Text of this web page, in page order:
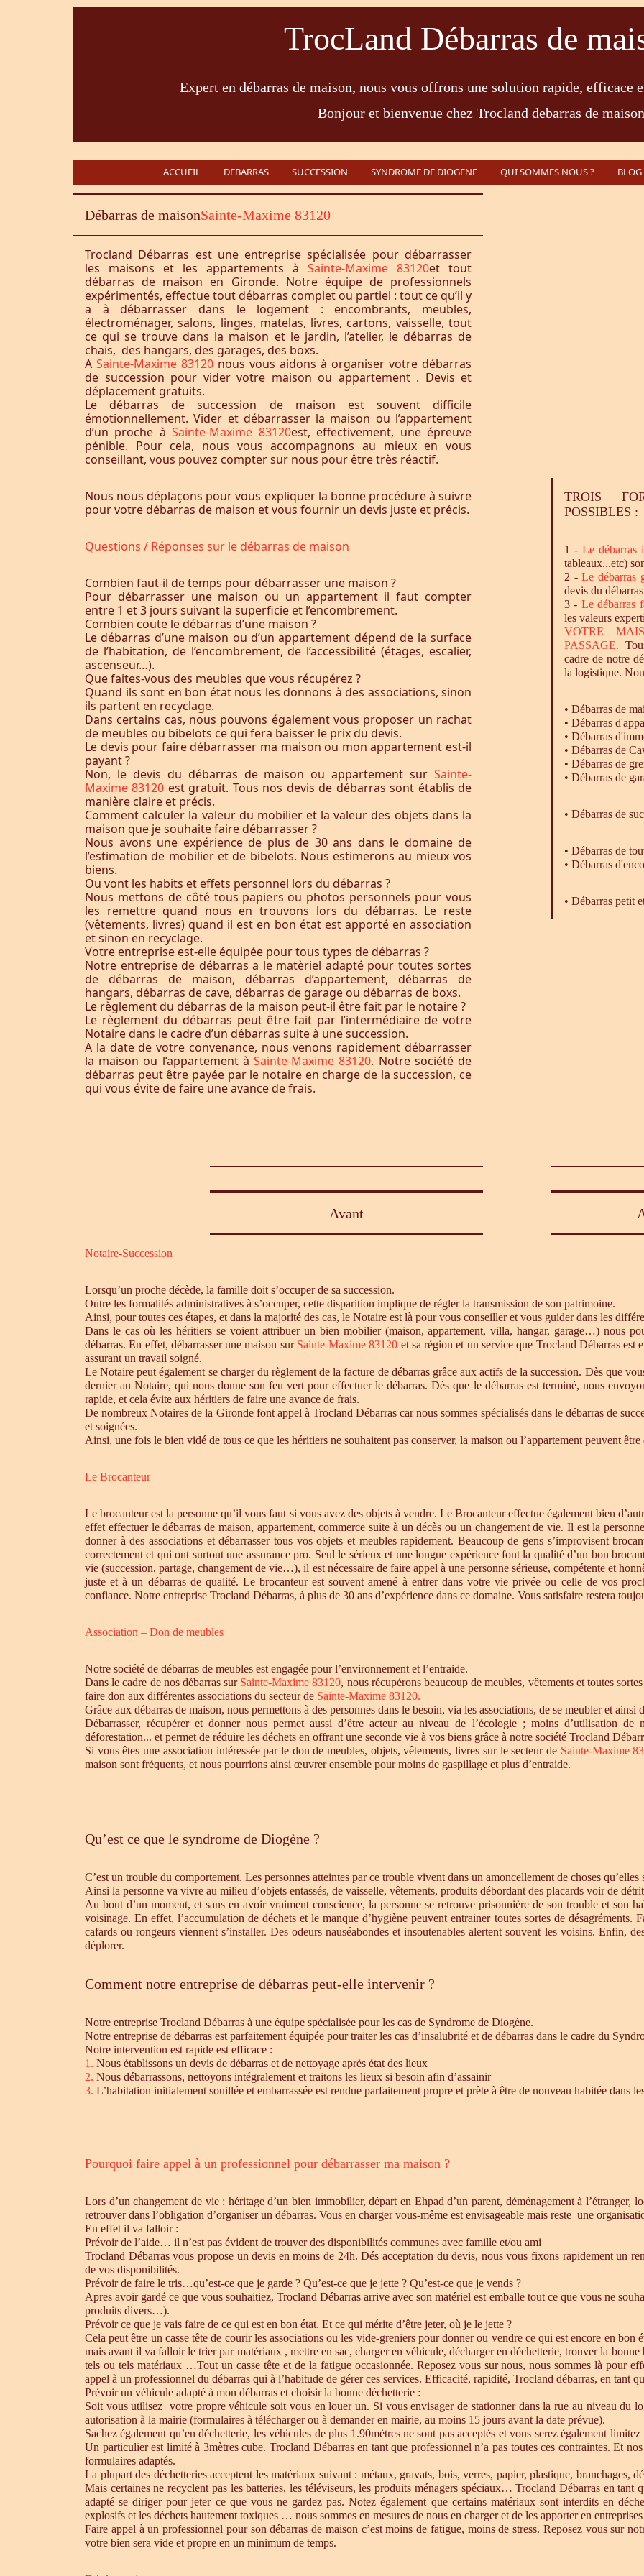
TrocLand Débarras de
Expert en débarras de maison, nous vous offrons une solution rapide, efficace
Bonjour et bienvenue chez Trocland debarras de
ACCUEIL DEBARRAS SUCCESSION SYNDROME DE DIOGENE QUI SOMMES NOUS ? BLOG
Débarras de maisonSainte-Maxime 83120
Trocland Débarras est une entreprise spécialisée pour débarrasser
les maisons et les appartements à Sainte-Maxime 83120et tout
débarras de maison en Gironde. Notre équipe de professionnels
expérimentés, effectue tout débarras complet ou partiel : tout ce qu’il y
a à débarrasser dans le logement : encombrants, meubles,
électroménager, salons, linges, matelas, livres, cartons, vaisselle, tout
ce qui se trouve dans la maison et le jardin, l’atelier, le débarras de
chais, des hangars, des garages, des boxs.
A Sainte-Maxime 83120 nous vous aidons à organiser votre débarras
de succession pour vider votre maison ou appartement . Devis et
déplacement gratuits.
Le débarras de succession de maison est souvent difficile
émotionnellement. Vider et débarrasser la maison ou l’appartement
d’un proche àSainte-Maxime 83120est, effectivement, une épreuve
pénible. Pour cela, nous vous accompagnons au mieux en vous
conseillant, vous pouvez compter sur nous pour être très réactif.
Nous nous déplaçons pour vous expliquer la bonne procédure à suivre
pour votre débarras de maison et vous fournir un devis juste et précis.
Questions / Réponses sur le débarras de maison
Combien faut-il de temps pour débarrasser une maison ?
Pour débarrasser une maison ou un appartement il faut compter
entre 1 et 3 jours suivant la superficie et l’encombrement.
Combien coute le débarras d’une maison ?
Le débarras d’une maison ou d’un appartement dépend de la surface
de l’habitation, de l’encombrement, de l’accessibilité (étages, escalier,
ascenseur…).
Que faites-vous des meubles que vous récupérez ?
Quand ils sont en bon état nous les donnons à des associations, sinon
ils partent en recyclage.
Dans certains cas, nous pouvons également vous proposer un rachat
de meubles ou bibelots ce qui fera baisser le prix du devis.
Le devis pour faire débarrasser ma maison ou mon appartement est-il
payant ?
Non, le devis du débarras de maison ou appartement sur Sainte-
Maxime 83120 est gratuit. Tous nos devis de débarras sont établis de
manière claire et précis.
Comment calculer la valeur du mobilier et la valeur des objets dans la
maison que je souhaite faire débarrasser ?
Nous avons une expérience de plus de 30 ans dans le domaine de
l’estimation de mobilier et de bibelots. Nous estimerons au mieux vos
biens.
Ou vont les habits et effets personnel lors du débarras ?
Nous mettons de côté tous papiers ou photos personnels pour vous
les remettre quand nous en trouvons lors du débarras. Le reste
(vêtements, livres) quand il est en bon état est apporté en association
et sinon en recyclage.
Votre entreprise est-elle équipée pour tous types de débarras ?
Notre entreprise de débarras a le matèriel adapté pour toutes sortes
de débarras de maison, débarras d’appartement, débarras de
hangars, débarras de cave, débarras de garage ou débarras de boxs.
Le règlement du débarras de la maison peut-il être fait par le notaire ?
Le règlement du débarras peut être fait par l’intermédiaire de votre
Notaire dans le cadre d’un débarras suite à une succession.
A la date de votre convenance, nous venons rapidement débarrasser
la maison ou l’appartement àSainte-Maxime 83120. Notre société de
débarras peut être payée par le notaire en charge de la succession, ce
qui vous évite de faire une avance de frais.
TROIS
POSSIBLES :
1 -Ledébarras
tableaux...etc)
2 -Ledébarras
devis du
3 - Ledébarras
les valeurs
VOTRE
PASSAGE.
cadre de notre
la logistique.
• Débarras de
• Débarras
• Débarras
• Débarras de
• Débarras de
• Débarras de
• Débarras de
• Débarras de
• Débarras
• Débarras petit
Avant
Notaire-Succession
Lorsqu’un proche décède, la famille doit s’occuper de sa succession.
Outre les formalités administratives à s’occuper, cette disparition implique de régler la transmission de son patrimoine.
Ainsi, pour toutes ces étapes, et dans la majorité des cas, le Notaire est là pour vous conseiller et vous guider dans les
Dans le cas où les héritiers se voient attribuer un bien mobilier (maison, appartement, villa, hangar, garage…) nous
débarras. En effet, débarrasser une maison sur Sainte-Maxime 83120 et sa région et un service que Trocland Débarras est
assurant un travail soigné.
Le Notaire peut également se charger du règlement de la facture de débarras grâce aux actifs de la succession. Dès que
dernier au Notaire, qui nous donne son feu vert pour effectuer le débarras. Dès que le débarras est terminé, nous
rapide, et cela évite aux héritiers de faire une avance de frais.
De nombreux Notaires de la Gironde font appel à Trocland Débarras car nous sommes spécialisés dans le débarras de
et soignées.
Ainsi, une fois le bien vidé de tous ce que les héritiers ne souhaitent pas conserver, la maison ou l’appartement peuvent
Le Brocanteur
Le brocanteur est la personne qu’il vous faut si vous avez des objets à vendre. Le Brocanteur effectue également bien
effet effectuer le débarras de maison, appartement, commerce suite à un décès ou un changement de vie. Il est la
donner à des associations et débarrasser tous vos objets et meubles rapidement. Beaucoup de gens s’improvisent
correctement et qui ont surtout une assurance pro. Seul le sérieux et une longue expérience font la qualité d’un bon
vie (succession, partage, changement de vie…), il est nécessaire de faire appel à une personne sérieuse, compétente et
juste et à un débarras de qualité. Le brocanteur est souvent amené à entrer dans votre vie privée ou celle de vos
confiance. Notre entreprise Trocland Débarras, à plus de 30 ans d’expérience dans ce domaine. Vous satisfaire restera
Association – Don de meubles
Notre société de débarras de meubles est engagée pour l’environnement et l’entraide.
Dans le cadre de nos débarras sur Sainte-Maxime 83120, nous récupérons beaucoup de meubles, vêtements et toutes
faire don aux différentes associations du secteur de Sainte-Maxime 83120.
Grâce aux débarras de maison, nous permettons à des personnes dans le besoin, via les associations, de se meubler et
Débarrasser, récupérer et donner nous permet aussi d’être acteur au niveau de l’écologie ; moins d’utilisation
déforestation... et permet de réduire les déchets en offrant une seconde vie à vos biens grâce à notre société Trocland
Si vous êtes une association intéressée par le don de meubles, objets, vêtements, livres sur le secteur de Sainte-Maxime
maison sont fréquents, et nous pourrions ainsi œuvrer ensemble pour moins de gaspillage et plus d’entraide.
Qu’est ce que le syndrome de Diogène ?
C’est un trouble du comportement. Les personnes atteintes par ce trouble vivent dans un amoncellement de choses
Ainsi la personne va vivre au milieu d’objets entassés, de vaisselle, vêtements, produits débordant des placards voir de
Au bout d’un moment, et sans en avoir vraiment conscience, la personne se retrouve prisonnière de son trouble et son
voisinage. En effet, l’accumulation de déchets et le manque d’hygiène peuvent entrainer toutes sortes de désagréments.
cafards ou rongeurs viennent s’installer. Des odeurs nauséabondes et insoutenables alertent souvent les voisins. Enfin,
déplorer.
Comment notre entreprise de débarras peut-elle intervenir ?
Notre entreprise Trocland Débarras à une équipe spécialisée pour les cas de Syndrome de Diogène.
Notre entreprise de débarras est parfaitement équipée pour traiter les cas d’insalubrité et de débarras dans le cadre du
Notre intervention est rapide est efficace :
1. Nous établissons un devis de débarras et de nettoyage après état des lieux
2. Nous débarrassons, nettoyons intégralement et traitons les lieux si besoin afin d’assainir
3. L’habitation initialement souillée et embarrassée est rendue parfaitement propre et prète à être de nouveau habitée dans
Pourquoi faire appel à un professionnel pour débarrasser ma maison ?
Lors d’un changement de vie : héritage d’un bien immobilier, départ en Ehpad d’un parent, déménagement à
retrouver dans l’obligation d’organiser un débarras. Vous en charger vous-même est envisageable mais reste une
En effet il va falloir :
Prévoir de l’aide… il n’est pas évident de trouver des disponibilités communes avec famille et/ou ami
Trocland Débarras vous propose un devis en moins de 24h. Dés acceptation du devis, nous vous fixons rapidement un
de vos disponibilités.
Prévoir de faire le tris…qu’est-ce que je garde ? Qu’est-ce que je jette ? Qu’est-ce que je vends ?
Apres avoir gardé ce que vous souhaitiez, Trocland Débarras arrive avec son matériel est emballe tout ce que vous ne
produits divers…).
Prévoir ce que je vais faire de ce qui est en bon état. Et ce qui mérite d’être jeter, où je le jette ?
Cela peut être un casse tête de courir les associations ou les vide-greniers pour donner ou vendre ce qui est encore en bon
mais avant il va falloir le trier par matériaux , mettre en sac, charger en véhicule, décharger en déchetterie, trouver la
tels ou tels matériaux …Tout un casse tête et de la fatigue occasionnée. Reposez vous sur nous, nous sommes là pour
appel à un professionnel du débarras qui à l’habitude de gérer ces services. Efficacité, rapidité, Trocland débarras, en tant
Prévoir un véhicule adapté à mon débarras et choisir la bonne déchetterie :
Soit vous utilisez votre propre véhicule soit vous en louer un. Si vous envisager de stationner dans la rue au niveau du
autorisation à la mairie (formulaires à télécharger ou à demander en mairie, au moins 15 jours avant la date prévue).
Sachez également qu’en déchetterie, les véhicules de plus 1.90mètres ne sont pas acceptés et vous serez également
Un particulier est limité à 3mètres cube. Trocland Débarras en tant que professionnel n’a pas toutes ces contraintes. Et
formulaires adaptés.
La plupart des déchetteries acceptent les matériaux suivant : métaux, gravats, bois, verres, papier, plastique, branchages,
Mais certaines ne recyclent pas les batteries, les téléviseurs, les produits ménagers spéciaux… Trocland Débarras en tant
adapté se diriger pour jeter ce que vous ne gardez pas. Notez également que certains matériaux sont interdits en
explosifs et les déchets hautement toxiques … nous sommes en mesures de nous en charger et de les apporter en
Faire appel à un professionnel pour son débarras de maison c’est moins de fatigue, moins de stress. Reposez vous sur
votre bien sera vide et propre en un minimum de temps.